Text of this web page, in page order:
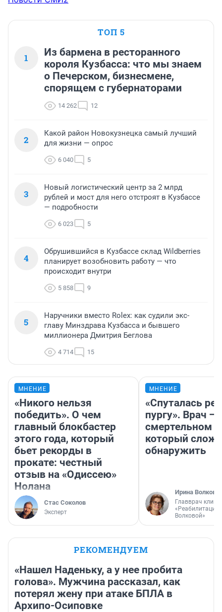
ТОП 5
1
Из бармена в ресторанного
короля Кузбасса: что мы знаем
о Печерском, бизнесмене,
спорящем с губернаторами
14 262 12
2
Какой район Новокузнецка самый лучший
для жизни — опрос
6 040 5
3
Новый логистический центр за 2 млрд
рублей и мост для него отстроят в Кузбассе
— подробности
6 023 5
4
Обрушившийся в Кузбассе склад Wildberries
планирует возобновить работу — что
происходит внутри
5 858 9
5
Наручники вместо Rolex: как судили экс-
главу Минздрава Кузбасса и бывшего
миллионера Дмитрия Беглова
4 714 15
МНЕНИЕ
«Никого нельзя
победить». О чем
главный блокбастер
этого года, который
бьет рекорды в
прокате: честный
отзыв на «Одиссею»
Нолана
Стас Соколов
Эксперт
МНЕНИЕ
«Спуталась
пургу». Врач —
смертельном
который
обнаружить
Ирина Волкова
Главврач
«Реабилитация
Волковой»
РЕКОМЕНДУЕМ
«Нашел Наденьку, а у нее пробита
голова». Мужчина рассказал, как
потерял жену при атаке БПЛА в
Архипо-Осиповке